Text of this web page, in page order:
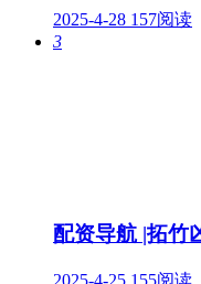
2025-4-28 157阅读
3
配资导航 |拓竹
2025-4-25 155阅读